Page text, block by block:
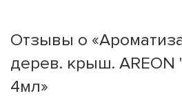
Отзывы о
дерев. крыш. AREON
4мл»